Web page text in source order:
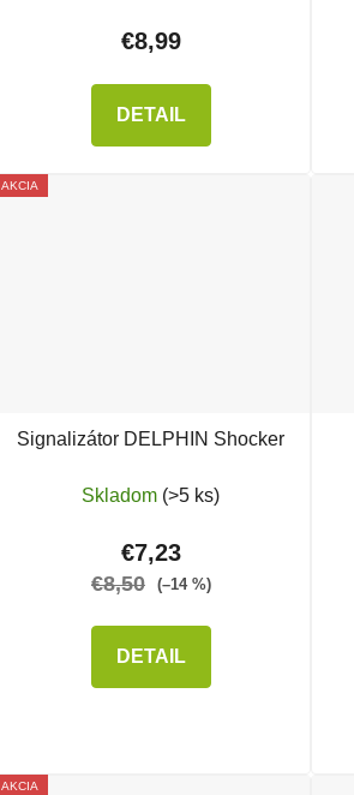
€8,99
DETAIL
AKCIA
Signalizátor DELPHIN Shocker
Skladom (>5 ks)
€7,23
€8,50 (–14 %)
DETAIL
AKCIA